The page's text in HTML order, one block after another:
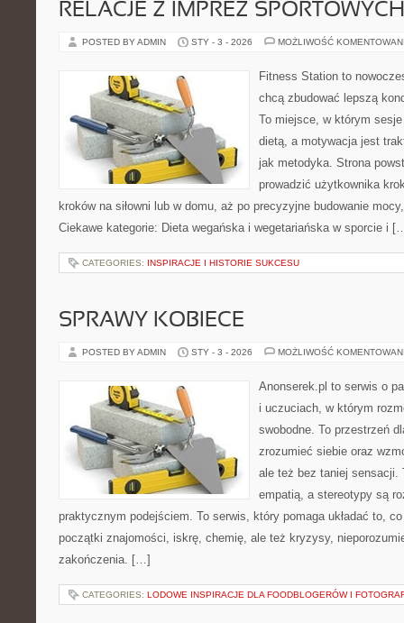
RELACJE Z IMPREZ SPORTOWYCH
POSTED BY ADMIN STY - 3 - 2026 MOŻLIWOŚĆ
Fitness Station to
chcą zbudować lepszą
To miejsce, w którym
dietą, a motywacja jest
jak metodyka. Strona
prowadzić użytkownika
kroków na siłowni lub w domu, aż po precyzyjne budowanie
Ciekawe kategorie: Dieta wegańska i wegetariańska w sporcie i
CATEGORIES: INSPIRACJE I HISTORIE SUKCESU
SPRAWY KOBIECE
POSTED BY ADMIN STY - 3 - 2026 MOŻLIWOŚĆ
Anonserek.pl to serwis o
i uczuciach, w którym
swobodne. To przestrzeń
zrozumieć siebie oraz
ale też bez taniej
empatią, a stereotypy są
praktycznym podejściem. To serwis, który pomaga układać to,
początki znajomości, iskrę, chemię, ale też kryzysy,
zakończenia. […]
CATEGORIES: LODOWE INSPIRACJE DLA FOODBLOGERÓW I